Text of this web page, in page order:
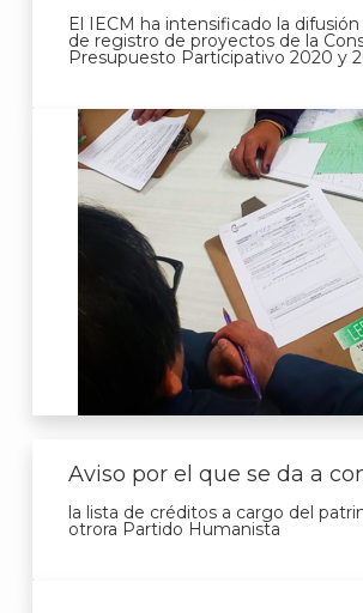
El IECM ha intensificado la
de registro de proyectos de la
Presupuesto Participativo 2020 y
Aviso por el que se da a
la lista de créditos a cargo del
otrora Partido Humanista